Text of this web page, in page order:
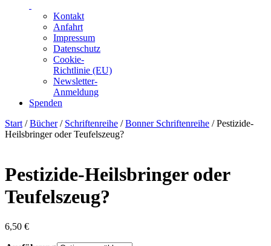
Kontakt
Anfahrt
Impressum
Datenschutz
Cookie-
Richtlinie (EU)
Newsletter-
Anmeldung
Spenden
Skip
to
Start /Bücher/ Schriftenreihe /Bonner Schriftenreihe / Pestizide-
Heilsbringer oder Teufelszeug?
Pestizide-Heilsbringer oder
Teufelszeug?
6,50 €